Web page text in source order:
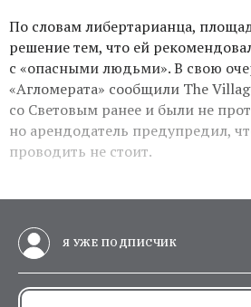
По словам либертарианца,
решение тем, что ей
с «опасными людьми». В свою
«Агломерата» сообщили The
со Световым ранее и были не
но арендодатель предупредил,
проводить не стоит.
Я УЖЕ ПОДПИСЧИК